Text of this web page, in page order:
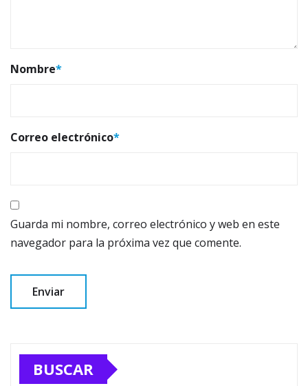
Nombre*
Correo electrónico*
Guarda mi nombre, correo electrónico y web en este
navegador para la próxima vez que comente.
BUSCAR